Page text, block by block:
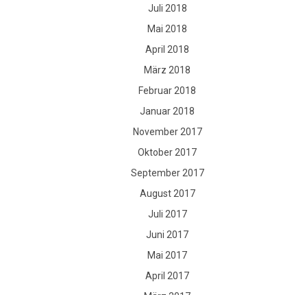
Juli 2018
Mai 2018
April 2018
März 2018
Februar 2018
Januar 2018
November 2017
Oktober 2017
September 2017
August 2017
Juli 2017
Juni 2017
Mai 2017
April 2017